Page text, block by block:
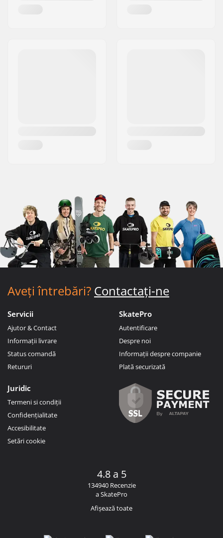
Aveți întrebări? Contactați-ne
Servicii
Ajutor & Contact
Informații livrare
Status comandă
Retururi
SkatePro
Autentificare
Despre noi
Informații despre companie
Plată securizată
Juridic
Termeni si condiții
Confidențialitate
Accesibilitate
Setări cookie
4.8 a 5
134940 Recenzie
a SkatePro
Afișează toate